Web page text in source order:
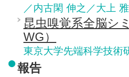
／内古閑 伸之／大上
昆虫嗅覚系全脳シ
WG）
東京大学先端科学技
報告